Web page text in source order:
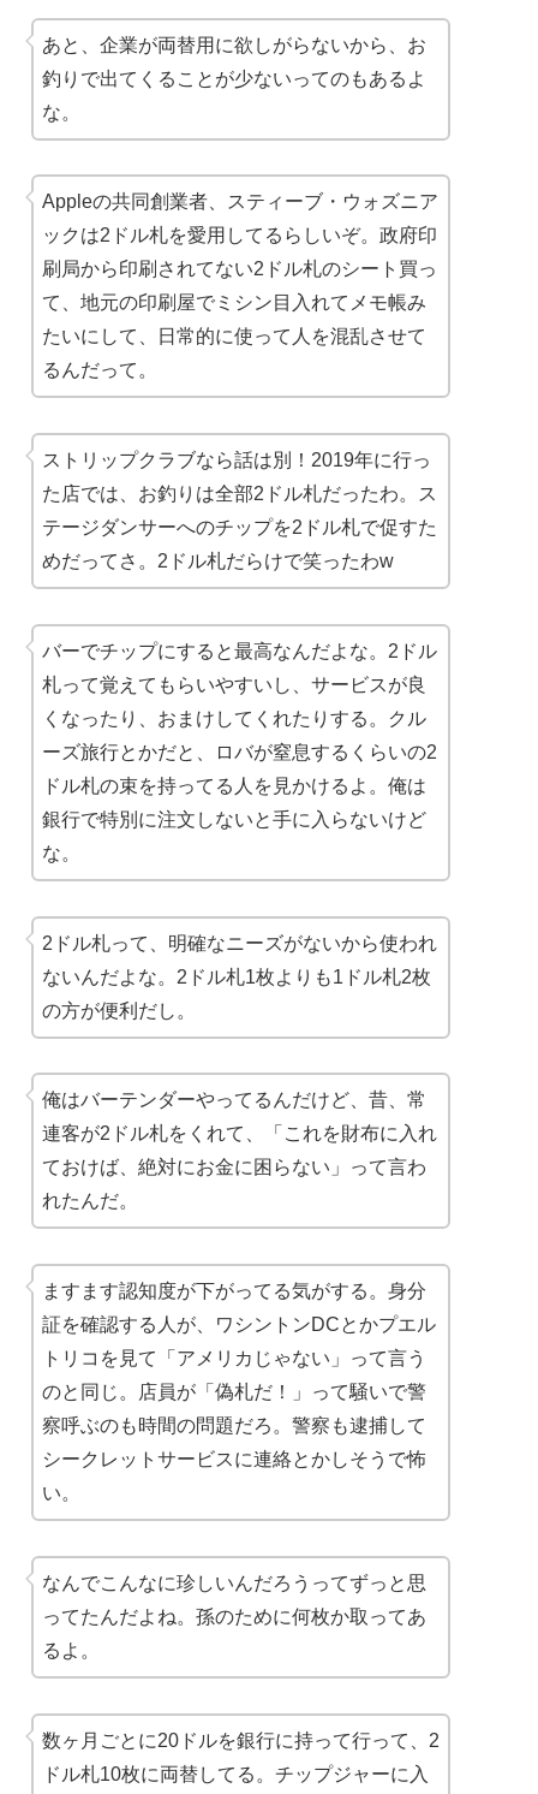
あと、企業が両替用に欲しがらないから、お
釣りで出てくることが少ないってのもあるよ
な。
Appleの共同創業者、スティーブ・ウォズニア
ックは2ドル札を愛用してるらしいぞ。政府印
刷局から印刷されてない2ドル札のシート買っ
て、地元の印刷屋でミシン目入れてメモ帳み
たいにして、日常的に使って人を混乱させて
るんだって。
ストリップクラブなら話は別！2019年に行っ
た店では、お釣りは全部2ドル札だったわ。ス
テージダンサーへのチップを2ドル札で促すた
めだってさ。2ドル札だらけで笑ったわw
バーでチップにすると最高なんだよな。2ドル
札って覚えてもらいやすいし、サービスが良
くなったり、おまけしてくれたりする。クル
ーズ旅行とかだと、ロバが窒息するくらいの2
ドル札の束を持ってる人を見かけるよ。俺は
銀行で特別に注文しないと手に入らないけど
な。
2ドル札って、明確なニーズがないから使われ
ないんだよな。2ドル札1枚よりも1ドル札2枚
の方が便利だし。
俺はバーテンダーやってるんだけど、昔、常
連客が2ドル札をくれて、「これを財布に入れ
ておけば、絶対にお金に困らない」って言わ
れたんだ。
ますます認知度が下がってる気がする。身分
証を確認する人が、ワシントンDCとかプエル
トリコを見て「アメリカじゃない」って言う
のと同じ。店員が「偽札だ！」って騒いで警
察呼ぶのも時間の問題だろ。警察も逮捕して
シークレットサービスに連絡とかしそうで怖
い。
なんでこんなに珍しいんだろうってずっと思
ってたんだよね。孫のために何枚か取ってあ
るよ。
数ヶ月ごとに20ドルを銀行に持って行って、2
ドル札10枚に両替してる。チップジャーに入